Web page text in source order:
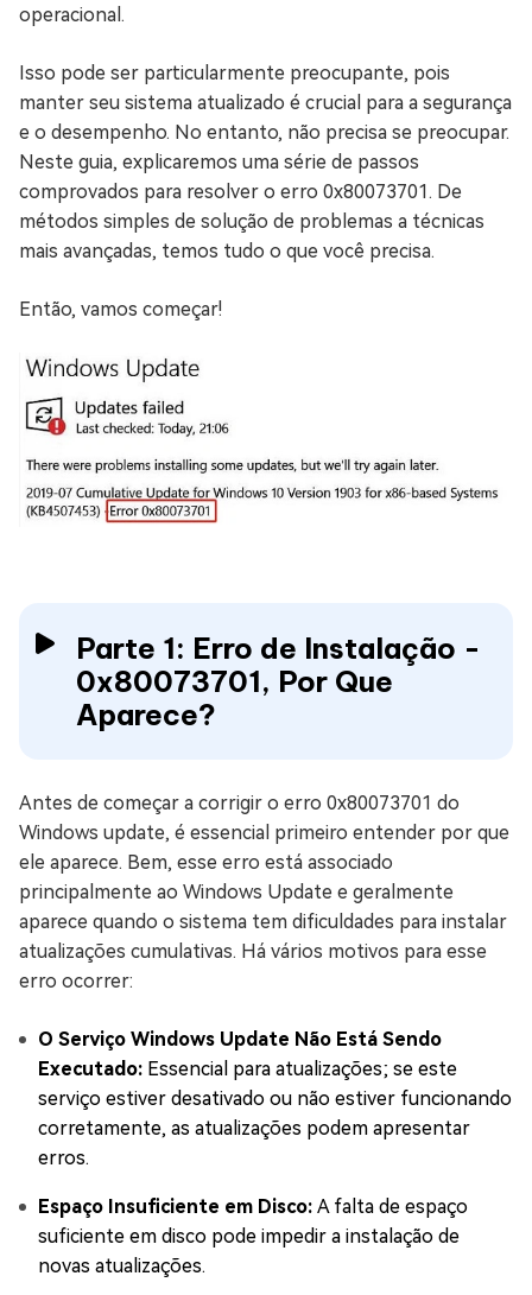
operacional.
Isso pode ser particularmente preocupante, pois
manter seu sistema atualizado é crucial para a segurança
e o desempenho. No entanto, não precisa se preocupar.
Neste guia, explicaremos uma série de passos
comprovados para resolver o erro 0x80073701. De
métodos simples de solução de problemas a técnicas
mais avançadas, temos tudo o que você precisa.
Então, vamos começar!
Parte 1: Erro de Instalação -
0x80073701, Por Que
Aparece?
Antes de começar a corrigir o erro 0x80073701 do
Windows update, é essencial primeiro entender por que
ele aparece. Bem, esse erro está associado
principalmente ao Windows Update e geralmente
aparece quando o sistema tem dificuldades para instalar
atualizações cumulativas. Há vários motivos para esse
erro ocorrer:
O Serviço Windows Update Não Está Sendo
Executado: Essencial para atualizações; se este
serviço estiver desativado ou não estiver funcionando
corretamente, as atualizações podem apresentar
erros.
Espaço Insuficiente em Disco: A falta de espaço
suficiente em disco pode impedir a instalação de
novas atualizações.